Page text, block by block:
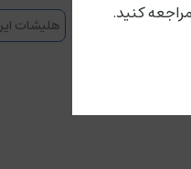
ایر 3 کمبو اسمارت هلیشات ایر 3 کمبو